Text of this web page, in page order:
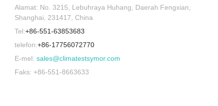
Alamat: No. 3215, Lebuhraya Huhang, Daerah Fengxian,
Shanghai, 231417, China
Tel:+86-551-63853683
telefon:+86-17756072770
E-mel: sales@climatestsymor.com
Faks: +86-551-8663633